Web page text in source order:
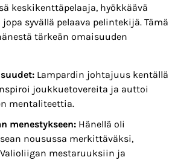
keskikenttäpelaaja, hyökkäävä
syvällä pelaava pelintekijä. Tämä
tärkeän omaisuuden
Lampardin johtajuus kentällä
joukkuetovereita ja auttoi
mentaliteettia.
menestykseen: Hänellä oli
nousussa merkittäväksi,
mestaruuksiin ja